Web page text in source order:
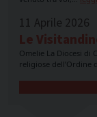
11 Aprile 2026
Le
Omelie La Diocesi di
religiose dell’Ordine